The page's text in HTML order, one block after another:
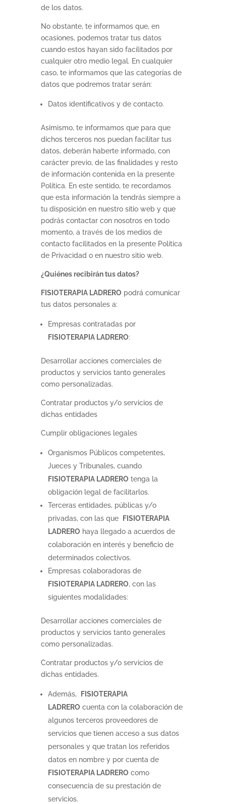
de los datos.
No obstante, te informamos que, en
ocasiones, podemos tratar tus datos
cuando estos hayan sido facilitados por
cualquier otro medio legal. En cualquier
caso, te informamos que las categorías de
datos que podremos tratar serán:
Datos identificativos y de contacto.
Asimismo, te informamos que para que
dichos terceros nos puedan facilitar tus
datos, deberán haberte informado, con
carácter previo, de las finalidades y resto
de información contenida en la presente
Política. En este sentido, te recordamos
que esta información la tendrás siempre a
tu disposición en nuestro sitio web y que
podrás contactar con nosotros en todo
momento, a través de los medios de
contacto facilitados en la presente Política
de Privacidad o en nuestro sitio web.
¿Quiénes recibirán tus datos?
FISIOTERAPIA LADRERO podrá comunicar
tus datos personales a:
Empresas contratadas por
FISIOTERAPIA LADRERO:
Desarrollar acciones comerciales de
productos y servicios tanto generales
como personalizadas.
Contratar productos y/o servicios de
dichas entidades
Cumplir obligaciones legales
Organismos Públicos competentes,
Jueces y Tribunales, cuando
FISIOTERAPIA LADRERO tenga la
obligación legal de facilitarlos.
Terceras entidades, públicas y/o
privadas, con las que
FISIOTERAPIA
LADRERO haya llegado a acuerdos de
colaboración en interés y beneficio de
determinados colectivos.
Empresas colaboradoras de
FISIOTERAPIA LADRERO, con las
siguientes modalidades:
Desarrollar acciones comerciales de
productos y servicios tanto generales
como personalizadas.
Contratar productos y/o servicios de
dichas entidades.
Además,
FISIOTERAPIA
LADRERO cuenta con la colaboración de
algunos terceros proveedores de
servicios que tienen acceso a sus datos
personales y que tratan los referidos
datos en nombre y por cuenta de
FISIOTERAPIA LADRERO como
consecuencia de su prestación de
servicios.